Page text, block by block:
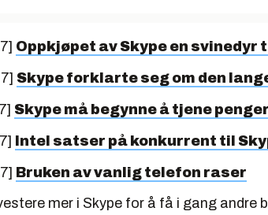
Oppkjøpet av Skype en svinedyr
Skype forklarte seg om den
Skype må begynne å tjene penger
Intel satser på konkurrent til
Bruken av vanlig telefon raser
mer i Skype for å få i gang andre